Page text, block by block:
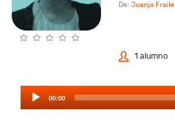
De: Juanjo Fraile
1 alumno
Player
00:00